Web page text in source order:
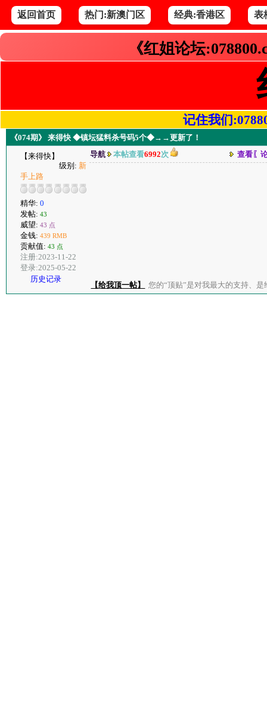
返回首页 热门:新澳门区 经典:香港区 表
《红姐论坛
记住我们
《074期》 来得快 ◆镇坛猛料杀号码5个◆→→更新了！
【来得快】
级别: 新
手上路
精华: 0
发帖: 43
威望: 43 点
金钱: 439 RMB
贡献值: 43 点
注册:2023-11-22
登录:2025-05-22
历史记录
导航 本帖查看6992次 查看〖
【给我顶一帖】 您的“顶贴”是对我最大的支持、